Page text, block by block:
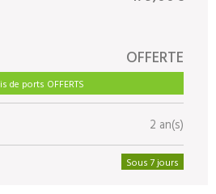
OFFERTE
de ports OFFERTS
2 an(s)
Sous 7 jours